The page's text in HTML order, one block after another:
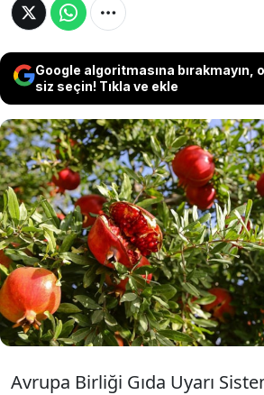
Google algoritmasına bırakmayın,
siz seçin! Tıkla ve ekle
Avrupa Birliği Gıda
yapılan 2024.9401
Türkiye'den
istenen narlarda 3
rastlandı.
Avrupa Birliği Gıda Uyarı